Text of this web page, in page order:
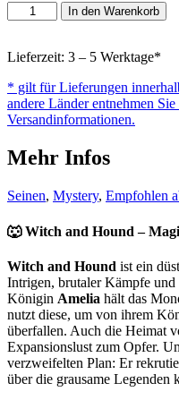
Witch
and
Menge
In den Warenkorb
Lieferzeit: 3 – 5 Werktage*
* gilt für Lieferungen
andere Länder entnehmen
Versandinformationen.
Mehr Infos
Seinen, Mystery, Empfohlen
🐺Witch and Hound –
Witch and Hound ist ein
Intrigen, brutaler Kämpfe und
Königin Amelia hält das
nutzt diese, um von ihrem
überfallen. Auch die Heimat
Expansionslust zum Opfer.
verzweifelten Plan: Er
über die grausame Legenden